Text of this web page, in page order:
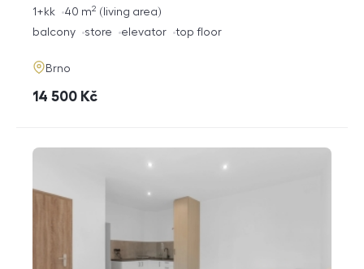
rozměry
1+kk living area
40 m2
funkce
balcony store elevator top floor
adresa
Brno
cena
14 500 Kč